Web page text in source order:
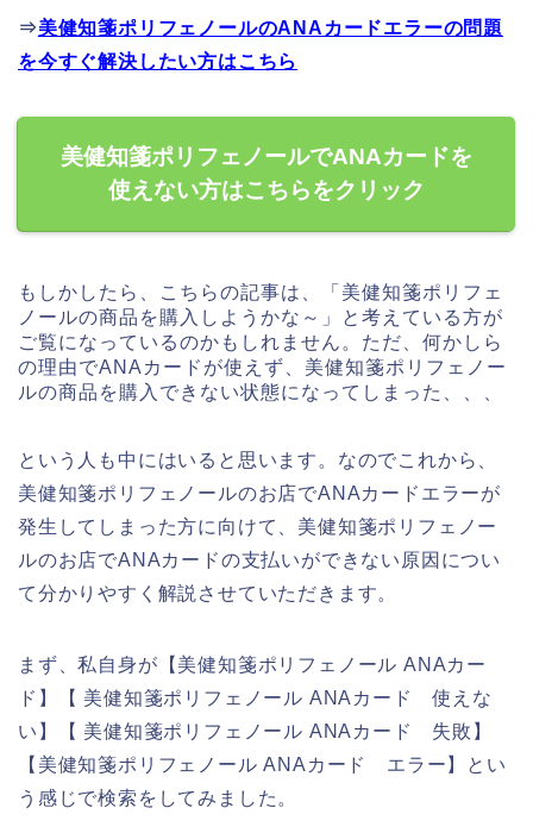
⇒美健知箋ポリフェノールのANAカードエラーの問題
を今すぐ解決したい方はこちら
美健知箋ポリフェノールでANAカードを
使えない方はこちらをクリック
もしかしたら、こちらの記事は、「美健知箋ポリフェ
ノールの商品を購入しようかな～」と考えている方が
ご覧になっているのかもしれません。ただ、何かしら
の理由でANAカードが使えず、美健知箋ポリフェノー
ルの商品を購入できない状態になってしまった、、、
という人も中にはいると思います。なのでこれから、
美健知箋ポリフェノールのお店でANAカードエラーが
発生してしまった方に向けて、美健知箋ポリフェノー
ルのお店でANAカードの支払いができない原因につい
て分かりやすく解説させていただきます。
まず、私自身が【美健知箋ポリフェノール ANAカー
ド】【 美健知箋ポリフェノール ANAカード 使えな
い】【 美健知箋ポリフェノール ANAカード 失敗】
【美健知箋ポリフェノール ANAカード エラー】とい
う感じで検索をしてみました。